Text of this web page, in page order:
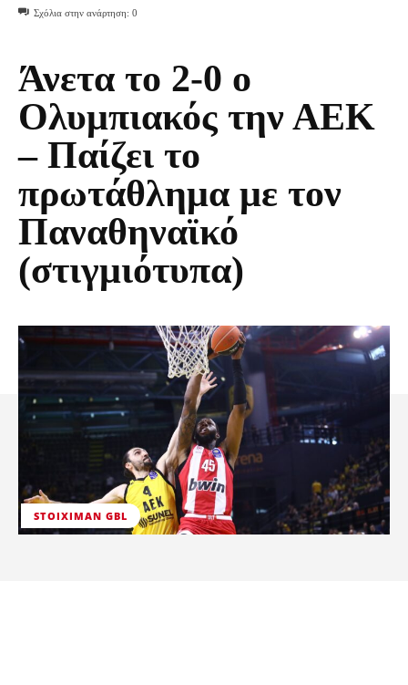
Σχόλια στην ανάρτηση: 0
Άνετα το 2-0 ο
Ολυμπιακός την ΑΕΚ
– Παίζει το
πρωτάθλημα με τον
Παναθηναϊκό
(στιγμιότυπα)
STOIXIMAN GBL